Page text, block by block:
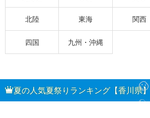
北陸 東海 関西
四国 九州・沖縄
夏の人気夏祭りランキング【香川県】